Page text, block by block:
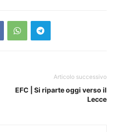
Articolo successivo
EFC | Si riparte oggi verso il
Lecce